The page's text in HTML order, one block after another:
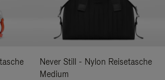
Never Still - Nylon Reisetasche
Medium